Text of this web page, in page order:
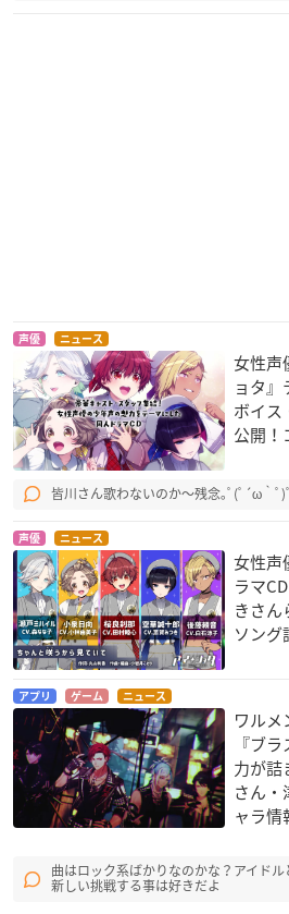
声優 ニュース
女性声
ョタ
ボイス
公開！
皆川さん歌わないのか～残念｡ﾟ(ﾟ´ω｀ﾟ)
声優 ニュース
女性声
ラマ
きさん
ソング
アプリ ゲーム ニュース
ワルメ
『ブ
力が詰
さん・
ャラ情
曲はロック系ばかりなのかな？アイド
新しい挑戦する事は好きだよ